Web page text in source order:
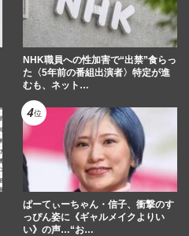
NHK職員への性加害で“出禁”食らっ
た〈5年前の番組出演者〉特定が進
むも、ネット…
ぱーてぃーちゃん・信子、衝撃のす
っぴん姿に《ギャルメイクよりい
い》の声…“お…